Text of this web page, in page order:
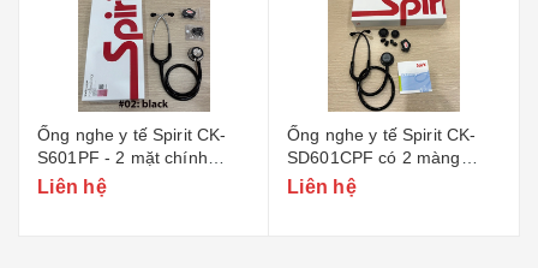
Ống nghe y tế Spirit CK-
S601PF - 2 mặt chính
hãng
Liên hệ
Ống nghe y tế Spirit CK-
SD601CPF có 2 màng
nghe và 2 chuông nghe
Liên hệ